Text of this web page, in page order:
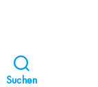
Suchen